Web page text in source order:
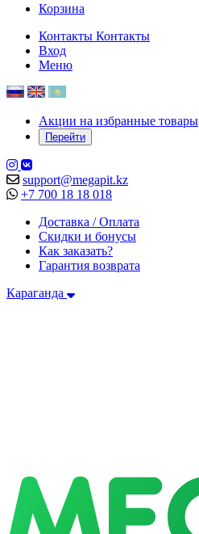
Корзина
Контакты Контакты
Вход
Меню
Акции на избранные товары
Перейти
support@megapit.kz
+7 700 18 18 018
Доставка / Оплата
Скидки и бонусы
Как заказать?
Гарантия возврата
Караганда